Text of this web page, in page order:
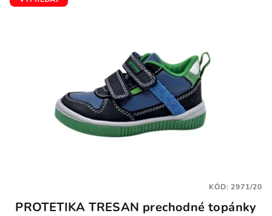
PROTETIKA TRESAN prechodné topánky
KÓD:2971/20